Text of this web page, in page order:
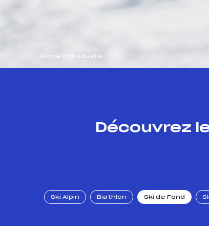
Fiche individuelle
Découvrez
Ski Alpin Biathlon Ski de Fond